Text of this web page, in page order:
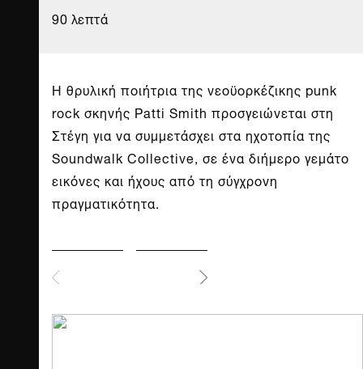
90 λεπτά
Η θρυλική ποιήτρια της νεοϋορκέζικης punk
rock σκηνής Patti Smith προσγειώνεται στη
Στέγη για να συμμετάσχει στα ηχοτοπία της
Soundwalk Collective, σε ένα διήμερο γεμάτο
εικόνες και ήχους από τη σύγχρονη
πραγματικότητα.